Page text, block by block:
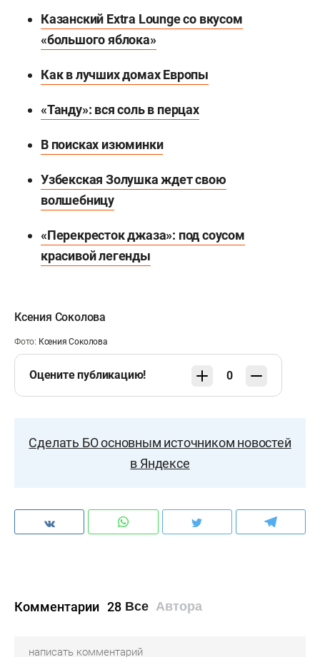
Казанский Extra Lounge со вкусом
«большого яблока»
Как в лучших домах Европы
«Танду»: вся соль в перцах
В поисках изюминки
Узбекская Золушка ждет свою
волшебницу
«Перекресток джаза»: под соусом
красивой легенды
Ксения Соколова
Фото: Ксения Соколова
Оцените публикацию! 0
Сделать БО основным источником новостей
в Яндексе
Комментарии 28 Все Автора